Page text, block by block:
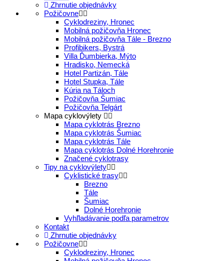
Zhrnutie objednávky
Požičovne
Cyklodreziny, Hronec
Mobilná požičovňa Hronec
Mobilná požičovňa Tále - Brezno
Profibikers, Bystrá
Villa Ďumbierka, Mýto
Hradisko, Nemecká
Hotel Partizán, Tále
Hotel Stupka, Tále
Kúria na Táloch
Požičovňa Šumiac
Požičovňa Telgárt
Mapa cyklovýlety
Mapa cyklotrás Brezno
Mapa cyklotrás Šumiac
Mapa cyklotrás Tále
Mapa cyklotrás Dolné Horehronie
Značené cyklotrasy
Tipy na cyklovýlety
Cyklistické trasy
Brezno
Tále
Šumiac
Dolné Horehronie
Vyhľladávanie podľa parametrov
Kontakt
Zhrnutie objednávky
Požičovne
Cyklodreziny, Hronec